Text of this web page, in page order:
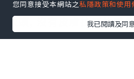
是乾燥, 沖涼後我會先塗
吹頭, 沒有皮膚拉緊的感覺
還是用完整支才可以下判
您同意接受本網站之私隱政策和使用
我已閱讀及同